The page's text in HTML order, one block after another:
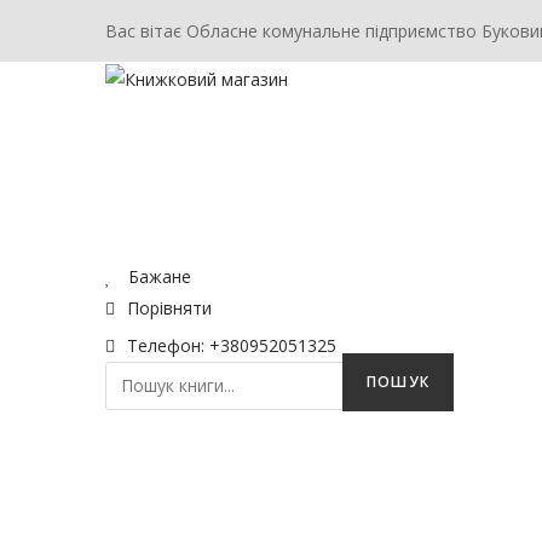
Вас вітає Обласне комунальне підприємство
Бажане
Порівняти
Телефон: +380952051325
ПОШУК